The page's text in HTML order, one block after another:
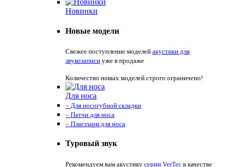
Новинки
Новые модели
Свежее поступление моделей акустики для
звукозаписи уже в продаже
Количество новых моделей строго ограничено!
Для носа
– Для носогубной складки
– Патчи для носа
– Пластыри для носа
Туровый звук
Рекомендуем вам акустику серии VerTec в качестве